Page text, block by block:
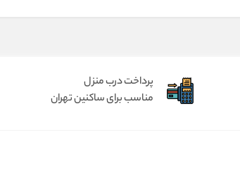
پرداخت درب منزل
مناسب برای ساکنین تهران